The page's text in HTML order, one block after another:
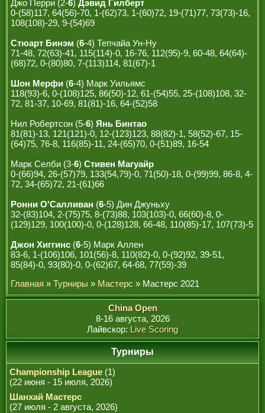
Джо Перри (2-6) Дэвид Гилберт
0-(58)117, 64(56)-70, 1-(62)73, 1-(60)72, 19-(71)77, 73(73)-16,
108(108)-29, 9-(54)69
Стюарт Бинэм (6-4) Тепчайа Ун-Ну
71-48, 72(63)-41, 115(114)-0, 16-76, 112(95)-9, 60-48, 64(64)-
(68)72, 0-(80)80, 7-(113)114, 81(67)-1
Шон Мерфи (6-4) Марк Уильямс
118(93)-6, 0-(108)125, 86(50)-12, 61-(54)55, 25-(108)108, 32-
72, 81-37, 10-69, 81(81)-16, 64-(52)58
Нил Робертсон (5-6) Янь Бинтао
81(81)-13, 121(121)-0, 12-(123)123, 88(82)-1, 58(52)-67, 15-
(64)75, 76-8, 116(85)-11, 24-(65)70, 0-(51)89, 16-54
Марк Селби (3-6) Стивен Магуайр
0-(66)94, 26-(57)79, 133(54,79)-0, 71(50)-18, 0-(99)99, 86-8, 4-
72, 34-(65)72, 21-(61)66
Ронни О'Салливан (6-5) Дин Джуньху
32-(83)104, 2-(75)75, 8-(73)88, 103(103)-0, 66(60)-8, 0-
(129)129, 100(100)-0, 0-(128)128, 66-48, 110(85)-17, 107(73)-5
Джон Хиггинс (6-5) Марк Аллен
83-6, 1-(106)106, 101(56)-8, 110(82)-0, 0-(92)92, 39-51,
85(84)-0, 93(80)-0, 0-(62)67, 64-68, 77(59)-39
Главная » Турниры » Мастерс » Мастерс 2021
China Open
8-16 августа, 2026
Лайвскор: Live Scoring
Турниры
Championship League (1)
(22 июня - 15 июля, 2026)
Шанхай Мастерс
(27 июля - 2 августа, 2026)